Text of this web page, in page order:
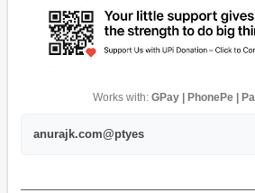
Works with: GPay | PhonePe |
anurajk.com@ptyes